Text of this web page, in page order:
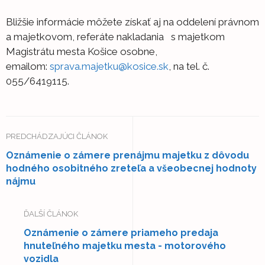
Bližšie informácie môžete získať aj na oddelení právnom
a majetkovom, referáte nakladania s majetkom
Magistrátu mesta Košice osobne,
emailom: sprava.majetku@kosice.sk, na tel. č.
055/6419115.
PREDCHÁDZAJÚCI ČLÁNOK
Oznámenie o zámere prenájmu majetku z dôvodu
hodného osobitného zreteľa a všeobecnej hodnoty
nájmu
ĎALŠÍ ČLÁNOK
Oznámenie o zámere priameho predaja
hnuteľného majetku mesta - motorového
vozidla